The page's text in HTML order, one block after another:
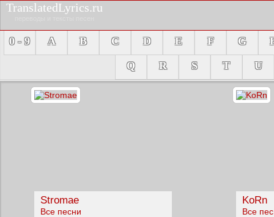
TranslatedLyrics.ru
0 - 9 A B C D E F G
Q
R S T U
Stromae
Все песни
KoRn
Все